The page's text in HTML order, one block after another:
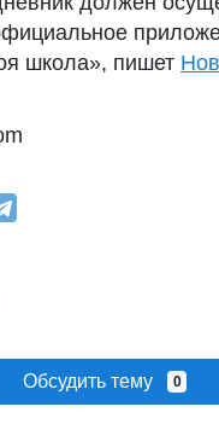
школа», пишет
Обсудить тему 0